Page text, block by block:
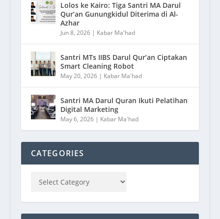
Lolos ke Kairo: Tiga Santri MA Darul
Qur’an Gunungkidul Diterima di Al-
Azhar
Jun 8, 2026| Kabar Ma'had
Santri MTs IIBS Darul Qur’an Ciptakan
Smart Cleaning Robot
May 20, 2026| Kabar Ma'had
Santri MA Darul Quran Ikuti Pelatihan
Digital Marketing
May 6, 2026| Kabar Ma'had
CATEGORIES